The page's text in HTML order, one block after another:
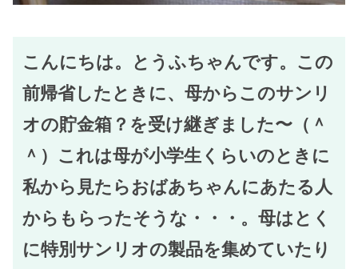
こんにちは。とうふちゃんです。この
前帰省したときに、母からこのサンリ
オの貯金箱？を受け継ぎました〜（＾
＾）これは母が小学生くらいのときに
私から見たらおばあちゃんにあたる人
からもらったそうな・・・。母はとく
に特別サンリオの製品を集めていたり